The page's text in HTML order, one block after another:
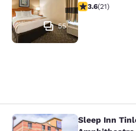
55
calificación de
3.6(21)
Sleep Inn Tinley
Sleep Inn